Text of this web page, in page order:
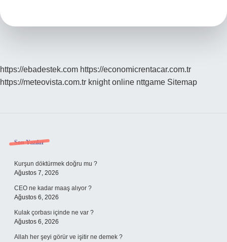
https://ebadestek.com https://economicrentacar.com.tr
https://meteovista.com.tr knight online nttgame Sitemap
Sidebar
Son Yazılar
Kurşun döktürmek doğru mu ?
Ağustos 7, 2026
CEO ne kadar maaş alıyor ?
Ağustos 6, 2026
Kulak çorbası içinde ne var ?
Ağustos 6, 2026
Allah her şeyi görür ve işitir ne demek ?